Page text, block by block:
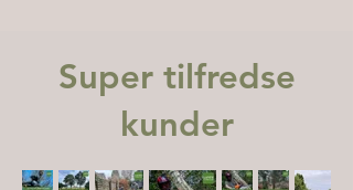
Super tilfredse
kunder